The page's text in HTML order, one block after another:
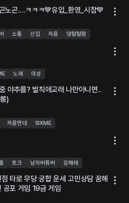
노곤....ㅋㅋㅋ💙유입_환영_시참💙
소통 신입 저음 댕털털함
노래 미성
야추를? 벌칙애교래 나만아니면..
)
저음연대 SIXME
토크 남자버튜버 김해태
타로 무당 궁합 운세 고민상담 꿈해
공포 게임 19금 게임